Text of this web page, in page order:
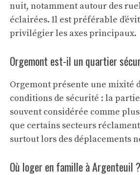
nuit, notamment autour des
éclairées. Il est préférable
privilégier les axes principaux.
Orgemont est-il un quartier
Orgemont présente une mixité
conditions de sécurité : la
souvent considérée comme
que certains secteurs
surtout lors des déplacements
Où loger en famille à Argenteuil ?